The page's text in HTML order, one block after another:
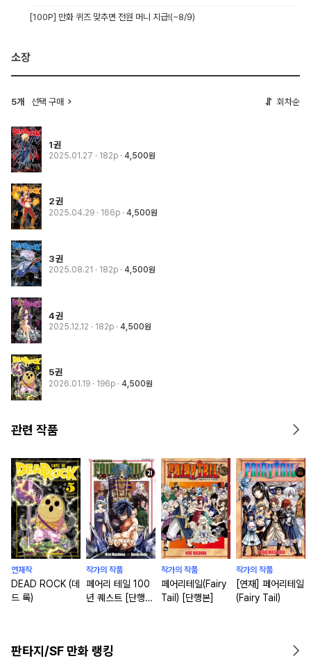
[100P] 만화 퀴즈 맞추면 전원 머니 지급!(~8/9)
소장
5개 선택 구매 회차순
1권
2025.01.27 · 182p 4,500원
2권
2025.04.29 · 166p 4,500원
3권
2025.08.21 · 182p 4,500원
4권
2025.12.12 · 182p 4,500원
5권
2026.01.19 · 196p 4,500원
관련 작품
연재작
DEAD ROCK (데
드 록)
작가의 작품
페어리 테일 100
년 퀘스트 [단행
작가의 작품
페어리테일(Fairy
Tail) [단행본]
작가의 작품
[연재] 페어리테일
(Fairy Tail)
판타지/SF 만화 랭킹